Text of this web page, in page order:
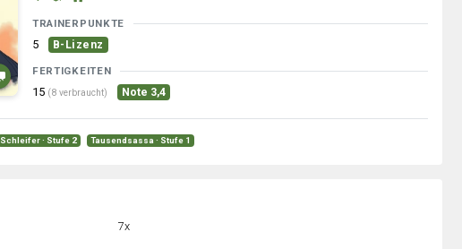
TRAINERPUNKTE
5 B-Lizenz
FERTIGKEITEN
15 (8 verbraucht) Note 3,4
Schleifer · Stufe 2 Tausendsassa · Stufe 1
7x